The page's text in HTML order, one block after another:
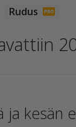
ja kesän